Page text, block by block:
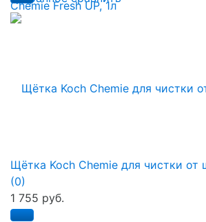
Щётка Koch Chemie для чистки
(0)
1 755 руб.